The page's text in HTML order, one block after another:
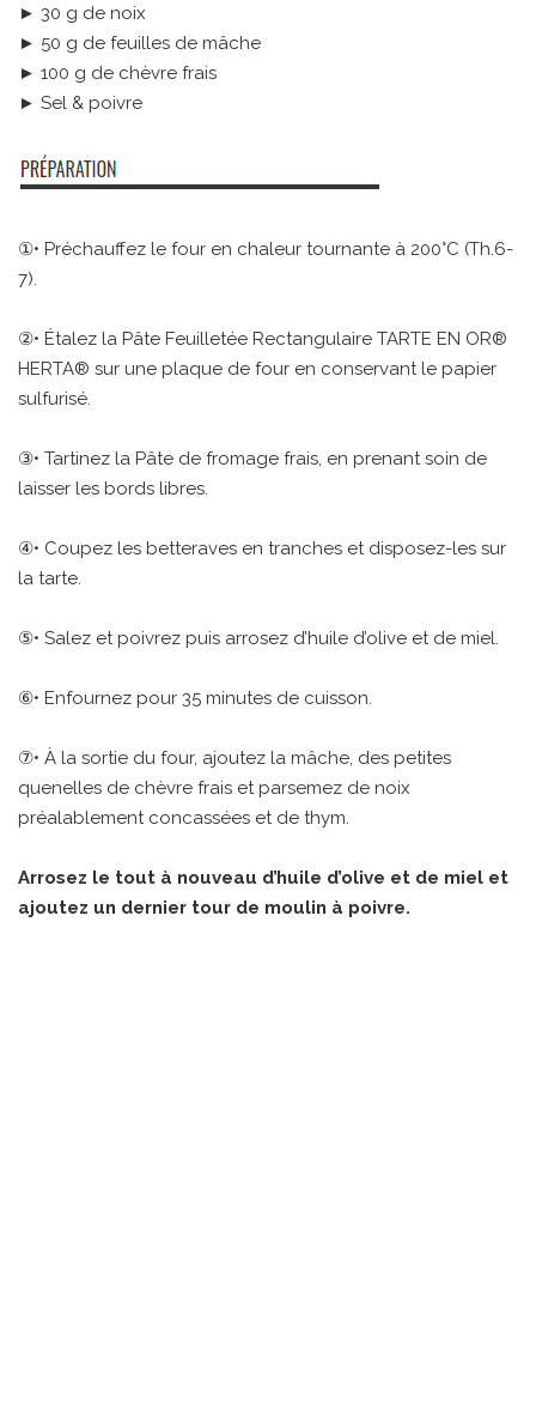
► 30 g de noix
► 50 g de feuilles de mâche
► 100 g de chèvre frais
► Sel & poivre
①• Préchauffez le four en chaleur tournante à 200°C (Th.6-
7).
②• Étalez la Pâte Feuilletée Rectangulaire TARTE EN OR®
HERTA® sur une plaque de four en conservant le papier
sulfurisé.
③• Tartinez la Pâte de fromage frais, en prenant soin de
laisser les bords libres.
④• Coupez les betteraves en tranches et disposez-les sur
la tarte.
⑤• Salez et poivrez puis arrosez d’huile d’olive et de miel.
⑥• Enfournez pour 35 minutes de cuisson.
⑦• À la sortie du four, ajoutez la mâche, des petites
quenelles de chèvre frais et parsemez de noix
préalablement concassées et de thym.
Arrosez le tout à nouveau d’huile d’olive et de miel et
ajoutez un dernier tour de moulin à poivre.